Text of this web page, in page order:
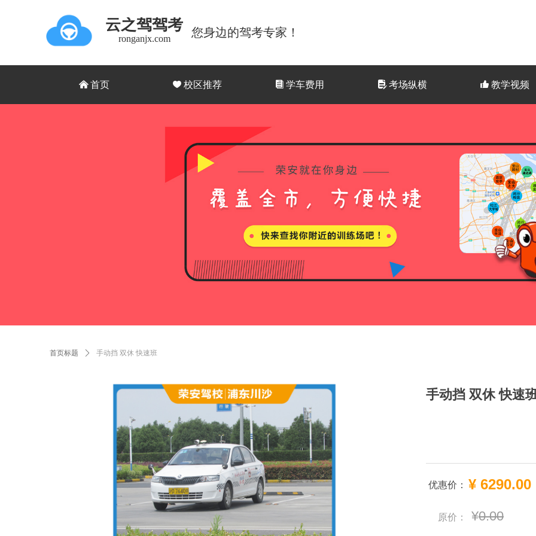
您身边的驾考专家！
云之驾驾考
ronganjx.com
낀 首页 끢 校区推荐 뀴 学车费用 넖考场纵横 뀗 教学视频
首页标题 ꄲ 手动挡 双休 快速班
手动挡 双休 快速
优惠价： ¥ 6290.00
原价： ¥0.00